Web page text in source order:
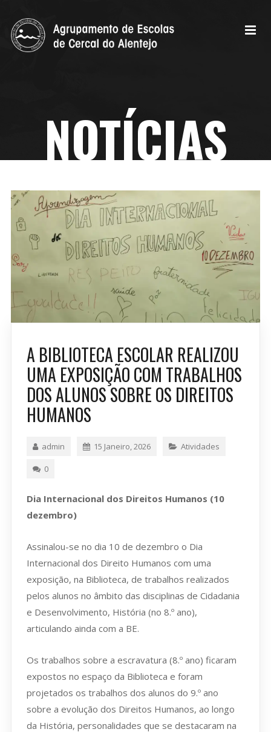
NOTÍCIAS
A BIBLIOTECA ESCOLAR REALIZOU
UMA EXPOSIÇÃO COM TRABALHOS
DOS ALUNOS SOBRE OS DIREITOS
HUMANOS
admin 15 Janeiro, 2026 Atividades
0
Dia Internacional dos Direitos Humanos (10
dezembro)
Assinalou-se no dia 10 de dezembro o Dia
Internacional dos Direito Humanos com uma
exposição, na Biblioteca, de trabalhos realizados
pelos alunos no âmbito das disciplinas de Cidadania
e Desenvolvimento, História (no 8.º ano),
articulando ainda com a BE.
Os trabalhos sobre a escravatura (8.º ano) ficaram
expostos no espaço da Biblioteca e foram
projetados os trabalhos dos alunos do 9.º ano
sobre a evolução dos Direitos Humanos, ao longo
da História, personalidades que se destacaram na